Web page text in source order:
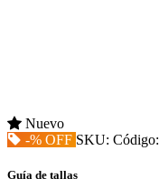
Nuevo
-% OFF SKU: Código:
Guía de tallas